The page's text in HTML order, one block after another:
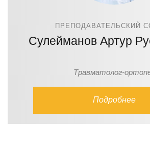
ПРЕПОДАВАТЕЛЬСКИЙ
Сулейманов Артур
Травматолог-
Подробнее